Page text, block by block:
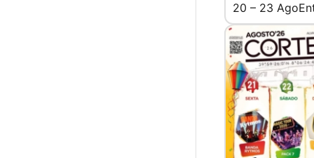
20 – 23 Ago